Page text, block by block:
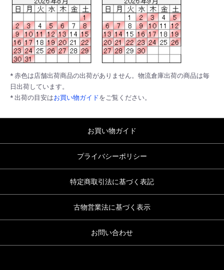
* 赤色は店舗出荷商品の出荷がありません。物流倉庫出荷の商品は毎
日出荷しています。
* 出荷の目安はお買い物ガイドをご覧ください。
お買い物ガイド
プライバシーポリシー
特定商取引法に基づく表記
古物営業法に基づく表示
お問い合わせ